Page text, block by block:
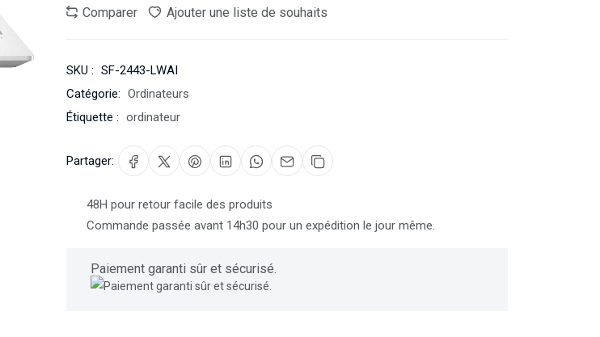
Comparer Ajouter une liste de souhaits
SKU : SF-2443-LWAI
Catégorie: Ordinateurs
Étiquette : ordinateur
Partager:
48H pour retour facile des produits
Commande passée avant 14h30 pour un expédition le jour même.
Paiement garanti sûr et sécurisé.